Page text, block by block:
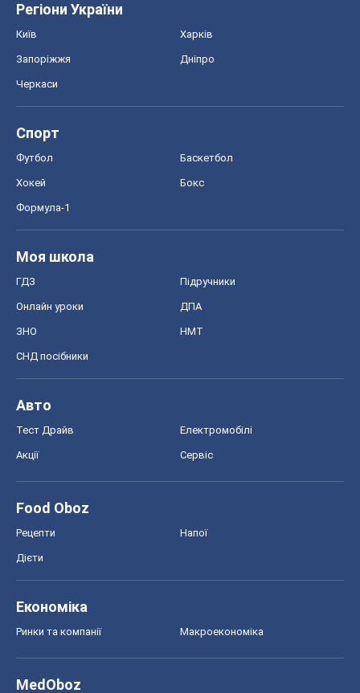
Регіони України
Київ Харків
Запоріжжя Дніпро
Черкаси
Спорт
Футбол Баскетбол
Хокей Бокс
Формула-1
Моя школа
ГДЗ Підручники
Онлайн уроки ДПА
ЗНО НМТ
СНД посібники
Авто
Тест Драйв Електромобілі
Акції Сервіс
Food Oboz
Рецепти Напої
Дієти
Економіка
Ринки та компанії Макроекономіка
MedOboz